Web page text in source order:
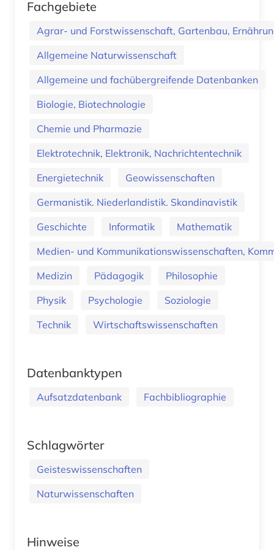
Fachgebiete
Agrar- und Forstwissenschaft, Gartenbau,
Allgemeine Naturwissenschaft
Allgemeine und fachübergreifende Datenbanken
Biologie, Biotechnologie
Chemie und Pharmazie
Elektrotechnik, Elektronik, Nachrichtentechnik
Energietechnik
Geowissenschaften
Germanistik. Niederlandistik. Skandinavistik
Geschichte
Informatik
Mathematik
Medien- und Kommunikationswissenschaften,
Medizin
Pädagogik
Philosophie
Physik
Psychologie
Soziologie
Technik
Wirtschaftswissenschaften
Datenbanktypen
Aufsatzdatenbank Fachbibliographie
Schlagwörter
Geisteswissenschaften
Naturwissenschaften
Hinweise